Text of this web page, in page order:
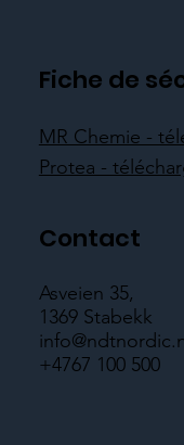
Fiche de
MR Chemie -
Protea -
Contact
Asveien 35,
1369 Stabekk
+4767 100 500